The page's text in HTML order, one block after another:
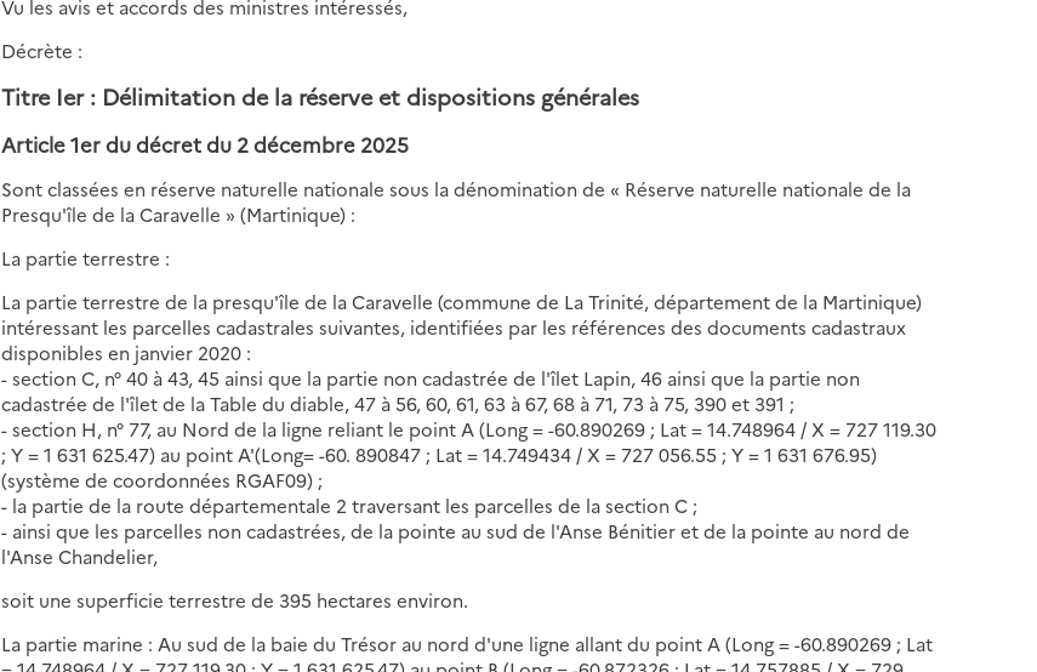
Vu les avis et accords des ministres intéressés,
Décrète :
Titre Ier : Délimitation de la réserve et dispositions générales
Article 1er du décret du 2 décembre 2025
Sont classées en réserve naturelle nationale sous la dénomination de « Réserve naturelle nationale de la
Presqu'île de la Caravelle » (Martinique) :
La partie terrestre :
La partie terrestre de la presqu'île de la Caravelle (commune de La Trinité, département de la Martinique)
intéressant les parcelles cadastrales suivantes, identifiées par les références des documents cadastraux
disponibles en janvier 2020 :
- section C, n° 40 à 43, 45 ainsi que la partie non cadastrée de l'îlet Lapin, 46 ainsi que la partie non
cadastrée de l'îlet de la Table du diable, 47 à 56, 60, 61, 63 à 67, 68 à 71, 73 à 75, 390 et 391 ;
- section H, n° 77, au Nord de la ligne reliant le point A (Long = -60.890269 ; Lat = 14.748964 / X = 727 119.30
; Y = 1 631 625.47) au point A'(Long= -60. 890847 ; Lat = 14.749434 / X = 727 056.55 ; Y = 1 631 676.95)
(système de coordonnées RGAF09) ;
- la partie de la route départementale 2 traversant les parcelles de la section C ;
- ainsi que les parcelles non cadastrées, de la pointe au sud de l'Anse Bénitier et de la pointe au nord de
l'Anse Chandelier,
soit une superficie terrestre de 395 hectares environ.
La partie marine : Au sud de la baie du Trésor au nord d'une ligne allant du point A (Long = -60.890269 ; Lat